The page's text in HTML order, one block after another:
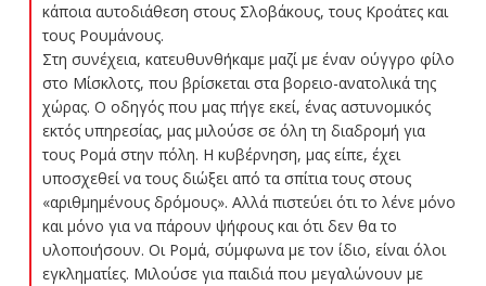
κάποια αυτοδιάθεση στους Σλοβάκους, τους Κροάτες και
τους Ρουμάνους.
Στη συνέχεια, κατευθυνθήκαμε μαζί με έναν ούγγρο φίλο
στο Μίσκλοτς, που βρίσκεται στα βορειο-ανατολικά της
χώρας. Ο οδηγός που μας πήγε εκεί, ένας αστυνομικός
εκτός υπηρεσίας, μας μιλούσε σε όλη τη διαδρομή για
τους Ρομά στην πόλη. Η κυβέρνηση, μας είπε, έχει
υποσχεθεί να τους διώξει από τα σπίτια τους στους
«αριθμημένους δρόμους». Αλλά πιστεύει ότι το λένε μόνο
και μόνο για να πάρουν ψήφους και ότι δεν θα το
υλοποιήσουν. Οι Ρομά, σύμφωνα με τον ίδιο, είναι όλοι
εγκληματίες. Μιλούσε για παιδιά που μεγαλώνουν με